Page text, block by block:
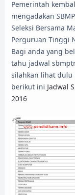
Pemerintah
mengadakan
Seleksi Bersama
Perguruan Tinggi
Bagi anda yang
tahu jadwal
silahkan lihat dulu
berikut ini Jadwal
2016